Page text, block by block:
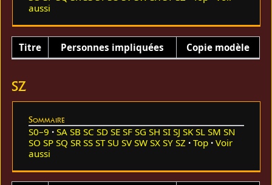
aussi
Titre Personnes impliquées Copie modèle
SZ
Sommaire
S0–9 SA SB SC SD SE SF SG SH SI SJ SK SL SM SN
SO SP SQ SR SS ST SU SV SW SX SY SZ Top
Voir
aussi